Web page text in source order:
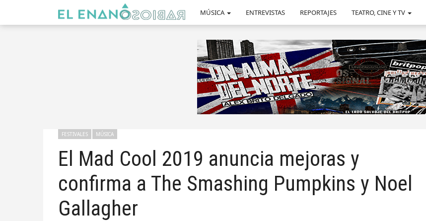
MÚSICA ENTREVISTAS REPORTAJES TEATRO, CINE Y TV
El Mad Cool 2019 anuncia mejoras y
confirma a The Smashing Pumpkins y Noel
Gallagher
FESTIVALES MÚSICA